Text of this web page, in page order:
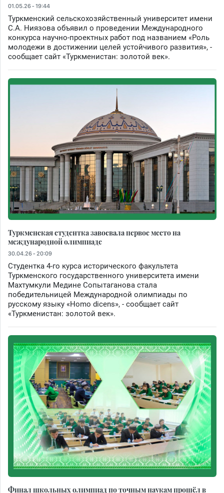
01.05.26 - 19:44
Туркменский сельскохозяйственный университет имени
С.А. Ниязова объявил о проведении Международного
конкурса научно-проектных работ под названием «Роль
молодежи в достижении целей устойчивого развития», -
сообщает сайт «Туркменистан: золотой век».
Туркменская студентка завоевала первое место на
международной олимпиаде
30.04.26 - 20:09
Студентка 4-го курса исторического факультета
Туркменского государственного университета имени
Махтумкули Медине Сопытаганова стала
победительницей Международной олимпиады по
русскому языку «Homo dicens», - сообщает сайт
«Туркменистан: золотой век».
Финал школьных олимпиад по точным наукам прошёл в